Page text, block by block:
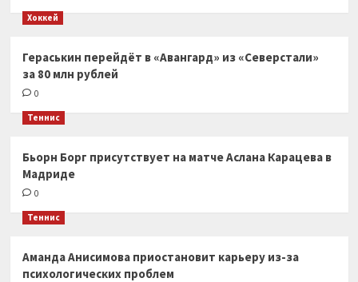
Хоккей
Гераськин перейдёт в «Авангард» из «Северстали»
за 80 млн рублей
0
Теннис
Бьорн Борг присутствует на матче Аслана Карацева в
Мадриде
0
Теннис
Аманда Анисимова приостановит карьеру из-за
психологических проблем